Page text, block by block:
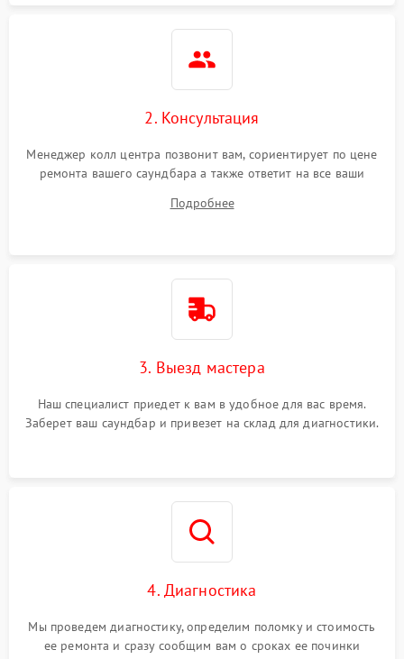
2. Консультация
Менеджер колл центра позвонит вам, сориентирует по цене
ремонта вашего саундбара а также ответит на все ваши
Подробнее
3. Выезд мастера
Наш специалист приедет к вам в удобное для вас время.
Заберет ваш саундбар и привезет на склад для диагностики.
4. Диагностика
Мы проведем диагностику, определим поломку и стоимость
ее ремонта и сразу сообщим вам о сроках ее починки